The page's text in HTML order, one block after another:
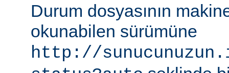
Durum dosyasının
okunabilen sürümüne
http://